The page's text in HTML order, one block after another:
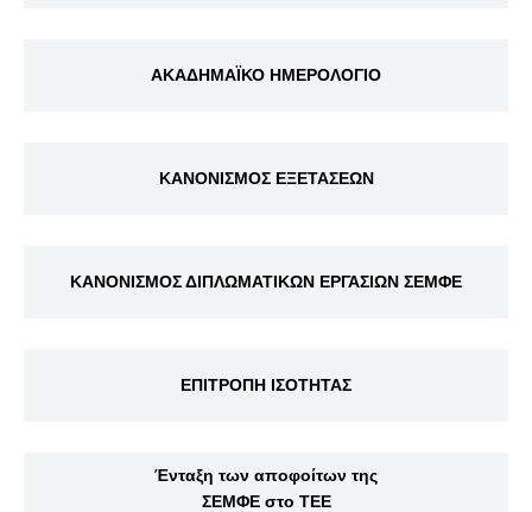
ΑΚΑΔΗΜΑΪΚΟ ΗΜΕΡΟΛΟΓΙΟ
ΚΑΝΟΝΙΣΜΟΣ ΕΞΕΤΑΣΕΩΝ
ΚΑΝΟΝΙΣΜΟΣ ΔΙΠΛΩΜΑΤΙΚΩΝ ΕΡΓΑΣΙΩΝ ΣΕΜΦΕ
ΕΠΙΤΡΟΠΗ ΙΣΟΤΗΤΑΣ
Ένταξη των αποφοίτων της
ΣΕΜΦΕ στο ΤΕΕ